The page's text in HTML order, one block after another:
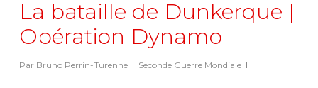
La bataille de Dunkerque |
Opération Dynamo
Par Bruno Perrin-Turenne Seconde Guerre Mondiale